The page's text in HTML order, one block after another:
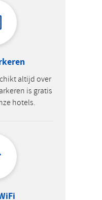
altijd over
is gratis
hotels.